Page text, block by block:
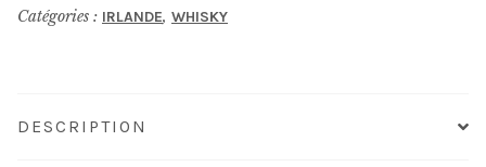
Catégories : IRLANDE, WHISKY
DESCRIPTION